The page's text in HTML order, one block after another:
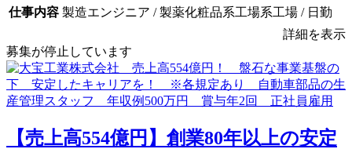
仕事内容 製造エンジニア / 製薬化粧品系工場系工場 / 日勤
詳細を表示
募集が停止しています
【売上高554億円】創業80年以上の安定